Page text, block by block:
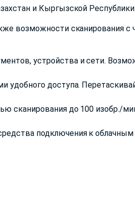
и Кыргызской Республики
возможности сканирования
устройства и сети.
доступа.
сканирования до 100 изобр./
подключения к